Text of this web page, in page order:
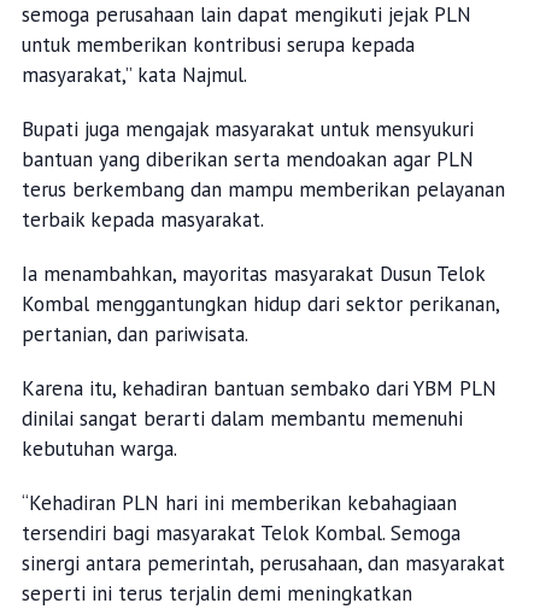
semoga perusahaan lain dapat mengikuti jejak PLN
untuk memberikan kontribusi serupa kepada
masyarakat,” kata Najmul.
Bupati juga mengajak masyarakat untuk mensyukuri
bantuan yang diberikan serta mendoakan agar PLN
terus berkembang dan mampu memberikan pelayanan
terbaik kepada masyarakat.
Ia menambahkan, mayoritas masyarakat Dusun Telok
Kombal menggantungkan hidup dari sektor perikanan,
pertanian, dan pariwisata.
Karena itu, kehadiran bantuan sembako dari YBM PLN
dinilai sangat berarti dalam membantu memenuhi
kebutuhan warga.
“Kehadiran PLN hari ini memberikan kebahagiaan
tersendiri bagi masyarakat Telok Kombal. Semoga
sinergi antara pemerintah, perusahaan, dan masyarakat
seperti ini terus terjalin demi meningkatkan